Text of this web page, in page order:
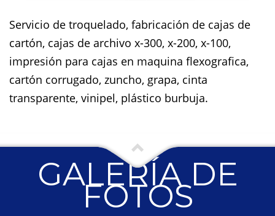
Servicio de troquelado, fabricación de cajas de
cartón, cajas de archivo x-300, x-200, x-100,
impresión para cajas en maquina flexografica,
cartón corrugado, zuncho, grapa, cinta
transparente, vinipel, plástico burbuja.
GALERÍA DE
FOTOS